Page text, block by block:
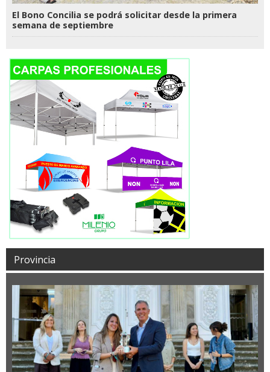
El Bono Concilia se podrá solicitar desde la primera
semana de septiembre
Provincia